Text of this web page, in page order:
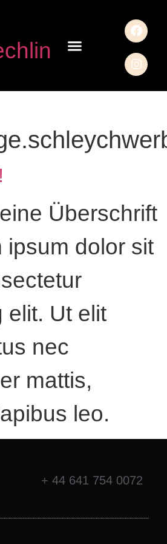
Überschrift
ipsum dolor sit
elit. Ut elit
nec
mattis,
leo.
+ 44 641 754 0072